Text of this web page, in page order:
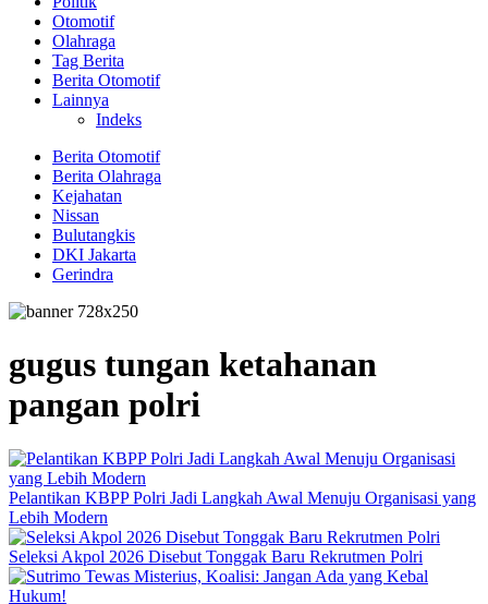
Otomotif
Olahraga
Tag Berita
Berita Otomotif
Lainnya
Indeks
Berita Otomotif
Berita Olahraga
Kejahatan
Nissan
Bulutangkis
DKI Jakarta
Gerindra
gugus tungan ketahanan
pangan polri
Pelantikan KBPP Polri Jadi Langkah Awal Menuju Organisasi yang
Lebih Modern
Seleksi Akpol 2026 Disebut Tonggak Baru Rekrutmen Polri